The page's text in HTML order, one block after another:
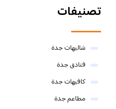
تصنيفات
شاليهات جدة
فنادق جدة
كافيهات جدة
مطاعم جدة